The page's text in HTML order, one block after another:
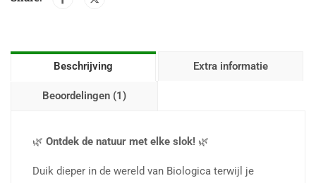
Beschrijving Extra informatie
Beoordelingen (1)
🌿 Ontdek de natuur met elke slok! 🌿
Duik dieper in de wereld van Biologica terwijl je